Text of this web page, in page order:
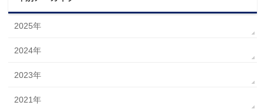
2025年
2024年
2023年
2021年